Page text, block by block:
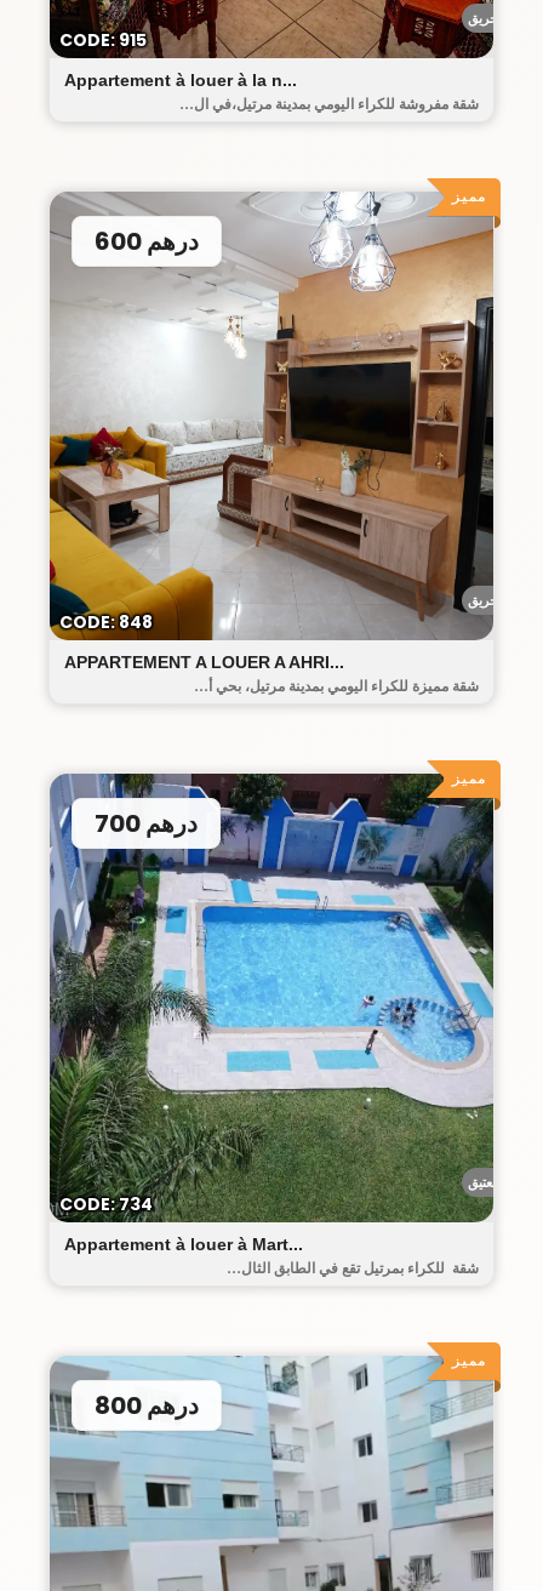
أحريق
Appartement à louer à la n...
شقة مفروشة للكراء اليومي بمدينة مرتيل،في ال...
CODE: 915
مميز
أحريق
APPARTEMENT A LOUER A AHRI...
600 درهم
شقة مميزة للكراء اليومي بمدينة مرتيل، بحي أ...
CODE: 848
مميز
البيت العتيق
Appartement à louer à Mart...
700 درهم
شقة للكراء بمرتيل تقع في الطابق الثال...
CODE: 734
مميز
800 درهم